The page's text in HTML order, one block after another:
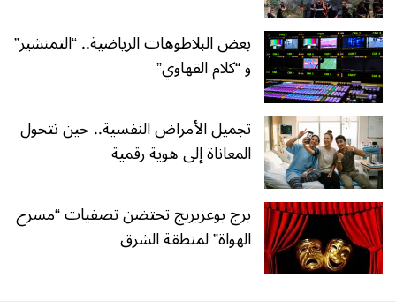
بعض البلاطوهات الرياضية.. “التمنشير”
و “كلام القهاوي”
تجميل الأمراض النفسية.. حين تتحول
المعاناة إلى هوية رقمية
برج بوعريريج تحتضن تصفيات “مسرح
الهواة” لمنطقة الشرق